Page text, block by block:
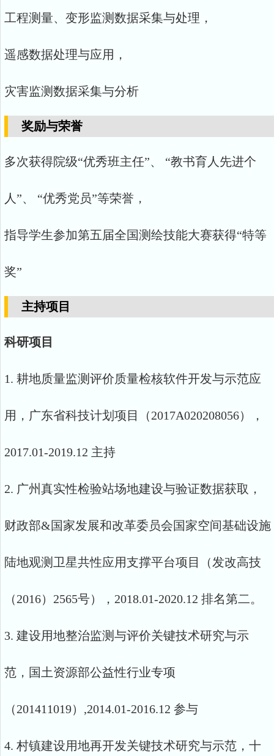
工程测量、变形监测数据采集与处理，
遥感数据处理与应用，
灾害监测数据采集与分析
奖励与荣誉
多次获得院级“优秀班主任”、 “教书育人先进个
人”、 “优秀党员”等荣誉，
指导学生参加第五届全国测绘技能大赛获得“特等
奖”
主持项目
科研项目
1. 耕地质量监测评价质量检核软件开发与示范应
用，广东省科技计划项目（2017A020208056），
2017.01-2019.12 主持
2. 广州真实性检验站场地建设与验证数据获取，
财政部&国家发展和改革委员会国家空间基础设施
陆地观测卫星共性应用支撑平台项目（发改高技
（2016）2565号），2018.01-2020.12 排名第二。
3. 建设用地整治监测与评价关键技术研究与示
范，国土资源部公益性行业专项
（201411019）,2014.01-2016.12 参与
4. 村镇建设用地再开发关键技术研究与示范，十